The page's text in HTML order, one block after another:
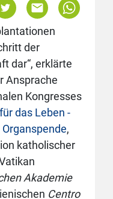
der
dar“, erklärte
Ansprache
Kongresses
das Leben -
,
katholischer
Akademie
Centro